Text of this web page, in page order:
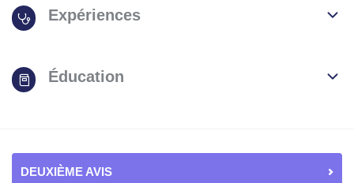
Expériences
Éducation
DEUXIÈME AVIS